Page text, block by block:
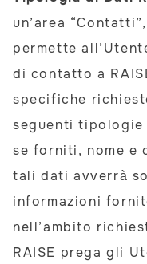
un’area
permette
di contatto a
specifiche
seguenti
se forniti, nome e
tali dati avverrà
informazioni
nell’ambito
RAISE prega gli